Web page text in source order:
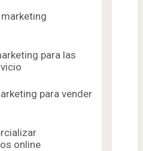
para las
para vender
online